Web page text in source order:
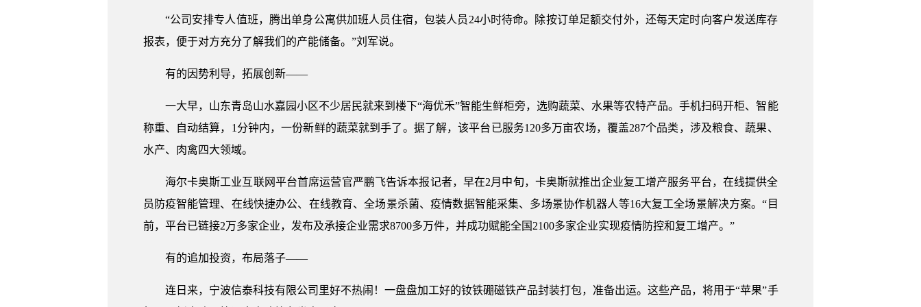
“公司安排专人值班，腾出单身公寓供加班人员住宿，包装人员24小时待命。除按订单足额交付外，还每天定时向客户发送库存
报表，便于对方充分了解我们的产能储备。”刘军说。
有的因势利导，拓展创新——
一大早，山东青岛山水嘉园小区不少居民就来到楼下“海优禾”智能生鲜柜旁，选购蔬菜、水果等农特产品。手机扫码开柜、智能
称重、自动结算，1分钟内，一份新鲜的蔬菜就到手了。据了解，该平台已服务120多万亩农场，覆盖287个品类，涉及粮食、蔬果、
水产、肉禽四大领域。
海尔卡奥斯工业互联网平台首席运营官严鹏飞告诉本报记者，早在2月中旬，卡奥斯就推出企业复工增产服务平台，在线提供全
员防疫智能管理、在线快捷办公、在线教育、全场景杀菌、疫情数据智能采集、多场景协作机器人等16大复工全场景解决方案。“目
前，平台已链接2万多家企业，发布及承接企业需求8700多万件，并成功赋能全国2100多家企业实现疫情防控和复工增产。”
有的追加投资，布局落子——
连日来，宁波信泰科技有限公司里好不热闹！一盘盘加工好的钕铁硼磁铁产品封装打包，准备出运。这些产品，将用于“苹果”手